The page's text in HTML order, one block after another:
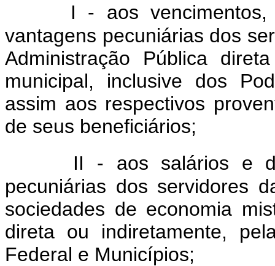
I - aos
vantagens pecuniárias dos
Administração Pública
municipal, inclusive dos
assim aos respectivos
de seus beneficiários;
II - aos salários e
pecuniárias dos servidores
sociedades de economia
direta ou indiretamente,
Federal e Municípios;